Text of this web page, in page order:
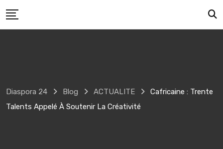
to
Diaspora 24 Blog ACTUALITE
Cafricaine : Trente
Talents Appelé À Soutenir La Créativité